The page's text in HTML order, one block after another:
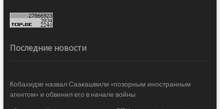
Последние новости
Кобахидзе назвал Саакашвили «позорным иностранным
агентом» и обвинил его в начале войны